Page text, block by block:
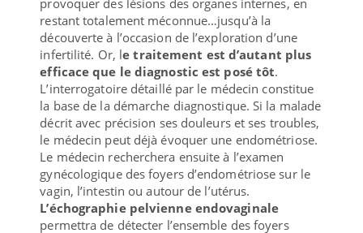
restant totalement méconnue…jusqu’à la
découverte à l’occasion de l’exploration d’une
infertilité. Or, le traitement est d’autant plus
efficace que le diagnostic est posé tôt.
L’interrogatoire détaillé par le médecin constitue
la base de la démarche diagnostique. Si la malade
décrit avec précision ses douleurs et ses troubles,
le médecin peut déjà évoquer une endométriose.
Le médecin recherchera ensuite à l’examen
gynécologique des foyers d’endométriose sur le
vagin, l’intestin ou autour de l’utérus.
L’échographie pelvienne endovaginale
permettra de détecter l’ensemble des foyers